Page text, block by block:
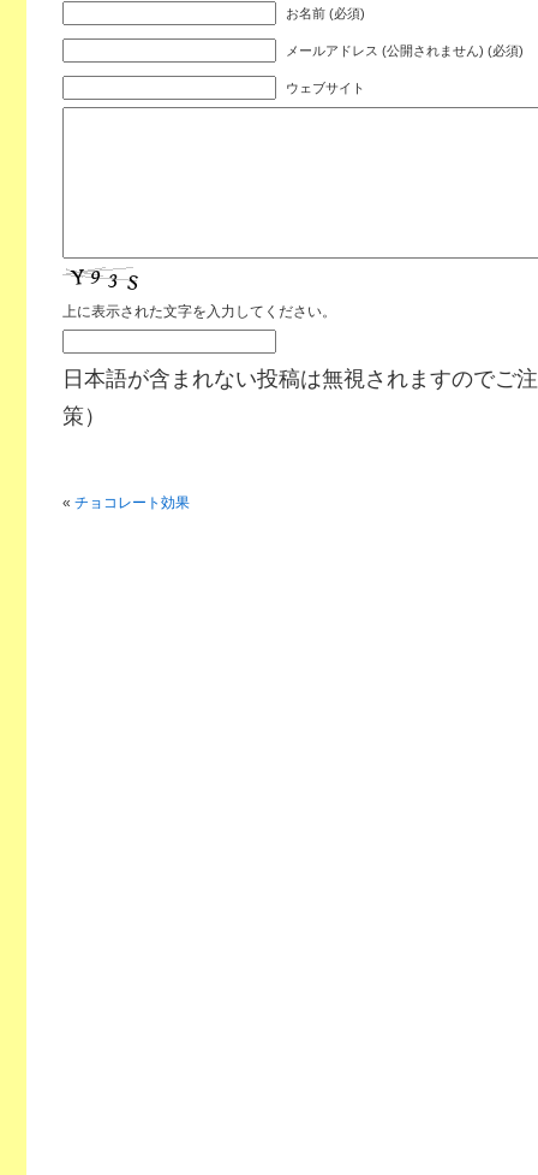
お名前 (必須)
メールアドレス (公開されません) (必須)
ウェブサイト
上に表示された文字を入力してください。
日本語が含まれない投稿は無視されますのでご
策）
« チョコレート効果